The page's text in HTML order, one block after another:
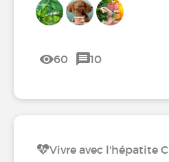
60 10
Vivre avec l'hépatite C